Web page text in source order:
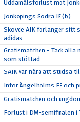
Uddamålsförlust mot
Jönköpings Södra IF (b)
Skövde AIK förlänger sitt
adidas
Gratismatchen - Tack alla
som stöttad
SAIK var nära att studsa
Inför Ängelholms FF och
Gratismatchen och
Förlust i DM-semifinalen i